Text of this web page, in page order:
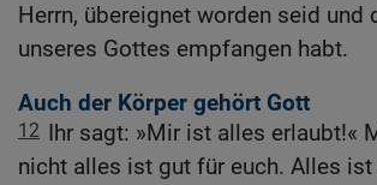
Herrn, übereignet worden seid und
unseres Gottes empfangen habt.
Auch der Körper gehört Gott
12 Ihr sagt: »Mir ist alles erlaubt!«
nicht alles ist gut für euch. Alles